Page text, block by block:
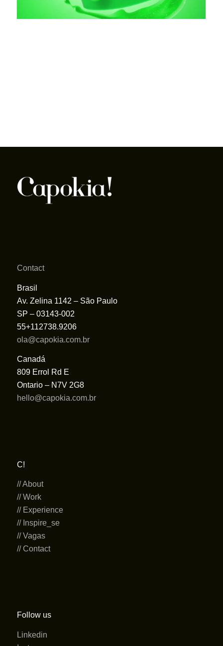
Contact
Brasil
Av. Zelina 1142 – São Paulo
SP – 03143-002
55+112738.9206
ola@capokia.com.br
Canadá
809 Errol Rd E
Ontario – N7V 2G8
hello@capokia.com.br
C!
// About
// Work
// Experience
// Inspire_se
// Vagas
// Contact
Follow us
Linkedin